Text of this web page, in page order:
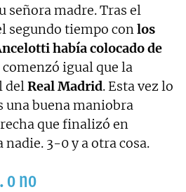
señora madre. Tras el
segundo tiempo conlos
había colocado de
comenzó igual que la
delReal Madrid. Esta vez lo
una buena maniobra
que finalizó en
3-0 y a otra cosa.
o no